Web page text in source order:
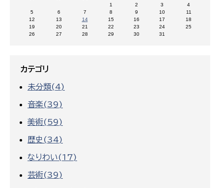
1
2 3
4
5
6 7 8 9 10
11
12
13 14 15 16 17
18
19
20 21 22 23 24
25
26
27 28 29 30 31
カテゴリ
未分類(4)
音楽(39)
美術(59)
歴史(34)
なりわい(17)
芸術(39)